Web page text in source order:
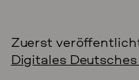
Zuerst
Digitales